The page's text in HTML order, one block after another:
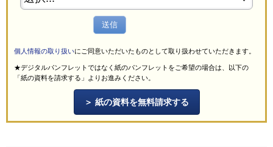
送信
個人情報の取り扱いにご同意いただいたものとして取り扱わせていただきます。
★デジタルパンフレットではなく紙のパンフレットをご希望の場合は、以下の
「紙の資料を請求する」よりお進みください。
紙の資料を無料請求する